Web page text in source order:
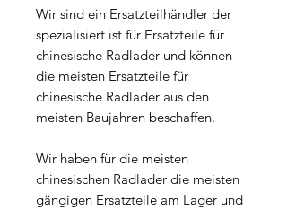
Wir sind ein Ersatzteilhändler der
spezialisiert ist für Ersatzteile für
chinesische Radlader und können
die meisten Ersatzteile für
chinesische Radlader aus den
meisten Baujahren beschaffen.
Wir haben für die meisten
chinesischen Radlader die meisten
gängigen Ersatzteile am Lager und